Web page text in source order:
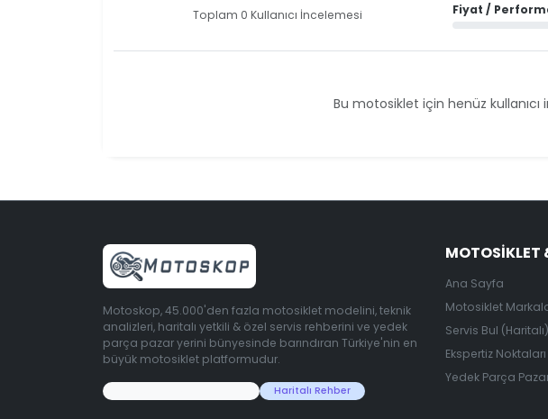
Toplam 0 Kullanıcı İncelemesi Fiyat /
Bu motosiklet için henüz
Motoskop, 45.000'den fazla motosiklet modelini, teknik
analizleri, haritalı yetkili & özel servis rehberini ve yedek
parça pazar yerini bünyesinde barındıran Türkiye'nin en
büyük motosiklet platformudur.
Haritalı Rehber
MOTOSIKLET
Ana Sayfa
Motosiklet
Servis Bul (Haritalı)
Ekspertiz Noktaları
Yedek Parça